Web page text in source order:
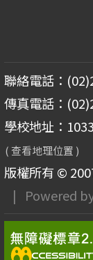
聯絡電話：
傳真電話：
學校地址：
( 查看地理位置 )
版權所有 ©
| Powered